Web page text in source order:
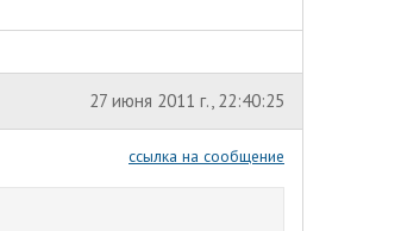
27 июня 2011 г., 22:40:25
ссылка на сообщение